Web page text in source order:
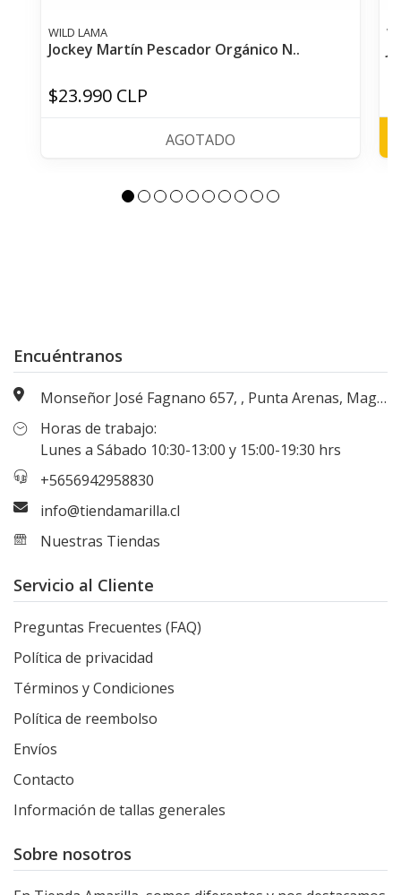
WILD LAMA
Jockey Martín Pescador Orgánico N..
$23.990 CLP
AGOTADO
Encuéntranos
Monseñor José Fagnano 657, , Punta Arenas, Magallanes, Chile
Horas de trabajo:
Lunes a Sábado 10:30-13:00 y 15:00-19:30 hrs
+5656942958830
info@tiendamarilla.cl
Nuestras Tiendas
Servicio al Cliente
Preguntas Frecuentes (FAQ)
Política de privacidad
Términos y Condiciones
Política de reembolso
Envíos
Contacto
Información de tallas generales
Sobre nosotros